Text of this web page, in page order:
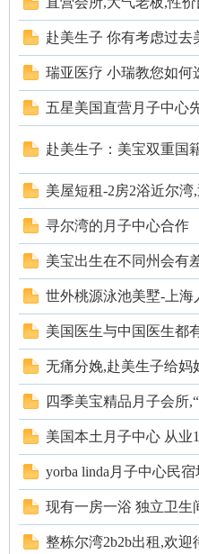
网
赴美生子 你有考虑过去
瑞亚医疗 小瑞教您如何
五星美国直营月子中心
赴美生子：美宝双重国
美屋短租-2房2浴近尔湾
寻尔湾的月子中心合作
美宝出生在不同州会有
世外桃源泳池美墅-上海
美国医生与中国医生都
无痛分娩,赴美生子给妈
四季美宝精品月子会所
美国本土月子中心 从业
yorba linda月子中心民
现有一房一浴 独立卫生
整栋尔湾2b2b出租,欢迎